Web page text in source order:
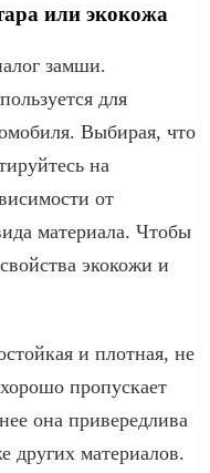
или экокожа
замши.
для
Выбирая, что
на
от
материала. Чтобы
экокожи и
и плотная, не
пропускает
она привередлива
других материалов.